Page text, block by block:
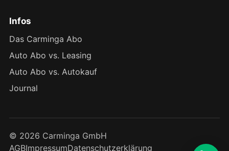
Infos
Das Carminga Abo
Auto Abo vs. Leasing
Auto Abo vs. Autokauf
Journal
© 2026 Carminga GmbH
AGBImpressumDatenschutzerklärung